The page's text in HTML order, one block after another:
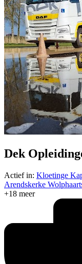
Dek
Actief in: Kloetinge
Arendskerke
+18 meer